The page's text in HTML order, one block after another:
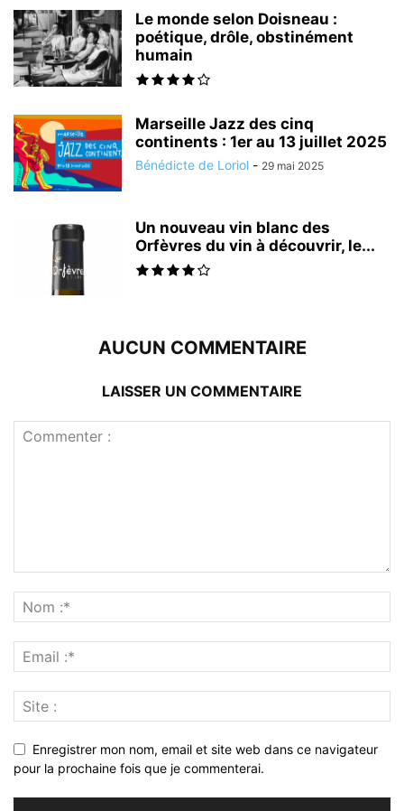
Le monde selon Doisneau :
poétique, drôle, obstinément
humain
Marseille Jazz des cinq
continents : 1er au 13 juillet 2025
Bénédicte de Loriol - 29 mai 2025
Un nouveau vin blanc des
Orfèvres du vin à découvrir, le...
AUCUN COMMENTAIRE
LAISSER UN COMMENTAIRE
Enregistrer mon nom, email et site web dans ce navigateur
pour la prochaine fois que je commenterai.